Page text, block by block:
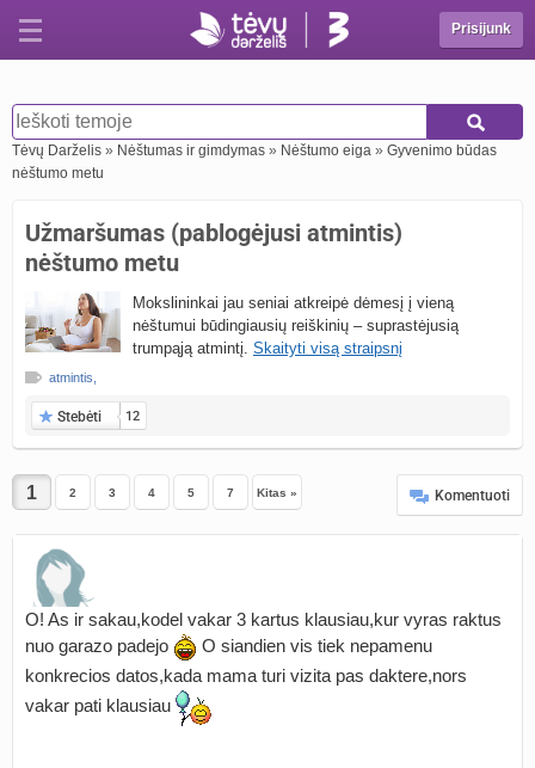
Prisijunk
Tėvų Darželis » Nėštumas ir gimdymas » Nėštumo eiga » Gyvenimo būdas
nėštumo metu
Užmaršumas (pablogėjusi atmintis)
nėštumo metu
Mokslininkai jau seniai atkreipė dėmesį į vieną
nėštumui būdingiausių reiškinių – suprastėjusią
trumpąją atmintį. Skaityti visą straipsnį
atmintis
Stebėti 12
2 3 4 5 7 Kitas » Komentuoti
O! As ir sakau,kodel vakar 3 kartus klausiau,kur vyras raktus
nuo garazo padejo
O siandien vis tiek nepamenu
konkrecios datos,kada mama turi vizita pas daktere,nors
vakar pati klausiau